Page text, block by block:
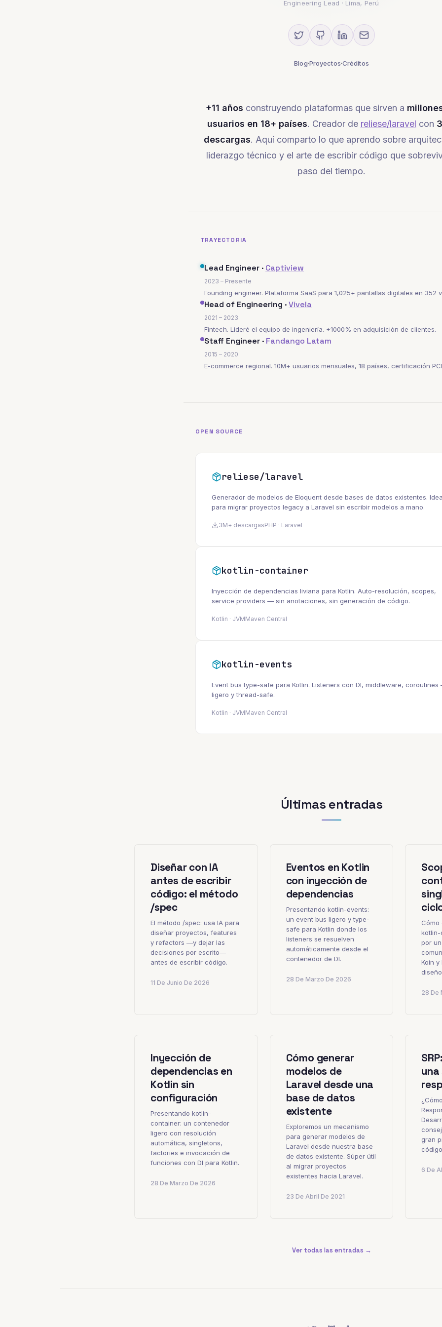
Engineering Lead · Lima, Perú
Blog·Proyectos·Créditos
+11 años construyendo plataformas que sirven a
usuarios en 18+ países. Creador de reliese/laravel con
descargas. Aquí comparto lo que aprendo sobre
liderazgo técnico y el arte de escribir código que
paso del tiempo.
TRAYECTORIA
Lead Engineer · Captiview
2023 – Presente
Founding engineer. Plataforma SaaS para 1,025+ pantallas digitales en 352
Head of Engineering ·Vívela
2021 – 2023
Fintech. Lideré el equipo de ingeniería. +1000% en adquisición de clientes.
Staff Engineer · Fandango Latam
2015 – 2020
E-commerce regional. 10M+ usuarios mensuales, 18 países, certificación PCI
OPEN SOURCE
reliese/laravel
Generador de modelos de Eloquent desde bases de datos existentes.
para migrar proyectos legacy a Laravel sin escribir modelos a mano.
3M+ descargasPHP · Laravel
kotlin-container
Inyección de dependencias liviana para Kotlin. Auto-resolución, scopes,
service providers — sin anotaciones, sin generación de código.
Kotlin · JVMMaven Central
kotlin-events
Event bus type-safe para Kotlin. Listeners con DI, middleware,
ligero y thread-safe.
Kotlin · JVMMaven Central
Últimas entradas
Diseñar con IA
antes de escribir
código: el método
/spec
El método /spec: usa IA para
diseñar proyectos, features
y refactors —y dejar las
decisiones por escrito—
antes de escribir código.
11 De Junio De 2026
Eventos en Kotlin
con inyección de
dependencias
Presentando kotlin-events:
un event bus ligero y type-
safe para Kotlin donde los
listeners se resuelven
automáticamente desde el
contenedor de DI.
28 De Marzo De 2026
por
Koin
28 De
Inyección de
dependencias en
Kotlin sin
configuración
Presentando kotlin-
container: un contenedor
ligero con resolución
automática, singletons,
factories e invocación de
funciones con DI para Kotlin.
28 De Marzo De 2026
Cómo generar
modelos de
Laravel desde una
base de datos
existente
Exploremos un mecanismo
para generar modelos de
Laravel desde nuestra base
de datos existente. Súper útil
al migrar proyectos
existentes hacia Laravel.
23 De Abril De 2021
gran
6 De
Ver todas las entradas →